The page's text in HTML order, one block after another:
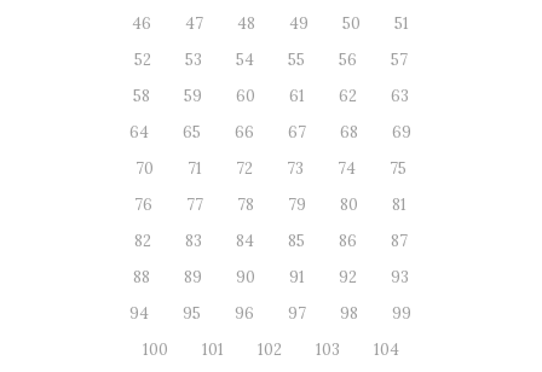
46
47 48 49 50
51
52
53 54 55 56
57
58
59 60 61 62
63
64
65 66 67 68
69
70
71 72 73 74
75
76
77 78 79 80
81
82
83 84 85 86
87
88
89 90 91 92
93
94
95 96 97 98
99
100
101 102 103
104